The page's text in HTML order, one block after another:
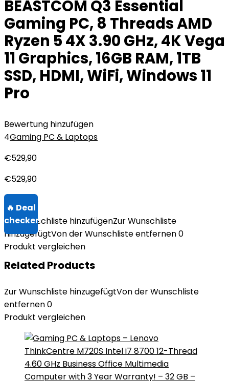
BEASTCOM Q3 Essential
Gaming PC, 8 Threads AMD
Ryzen 5 4X 3.90 GHz, 4K Vega
11 Graphics, 16GB RAM, 1TB
SSD, HDMI, WiFi, Windows 11
Pro
Bewertung hinzufügen
4Gaming PC & Laptops
€529,90
€529,90
Zur Wunschliste hinzufügenZur Wunschliste
hinzugefügtVon der Wunschliste entfernen0
Produkt vergleichen
Related Products
Zur Wunschliste hinzugefügtVon der Wunschliste
entfernen0
Produkt vergleichen